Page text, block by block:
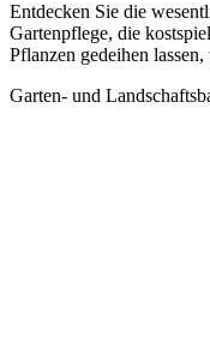
Entdecken Sie die
Gartenpflege, die
Pflanzen gedeihen
Garten- und